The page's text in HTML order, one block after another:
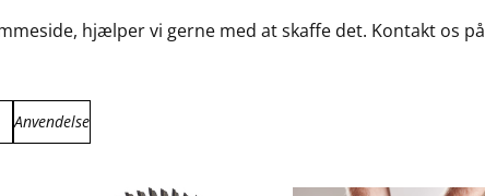
hjælper vi gerne med at skaffe det. Kontakt os på
Anvendelse